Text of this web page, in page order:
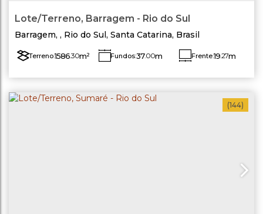
Lote/Terreno, Barragem - Rio do Sul
Barragem , Rio do Sul, Santa Catarina, Brasil
Terreno:1586.30m² Fundos:37.00m Frente:19.27m
Lado Direito:51.31m
(144)